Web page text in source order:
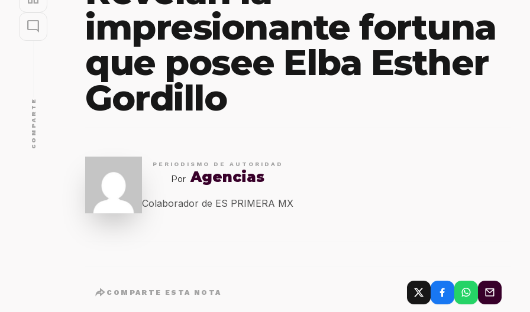
mode_comment
COMPARTE
impresionante fortuna
que posee Elba Esther
Gordillo
PERIODISMO DE AUTORIDAD
Por Agencias
Colaborador de ES PRIMERA MX
COMPARTE ESTA NOTA